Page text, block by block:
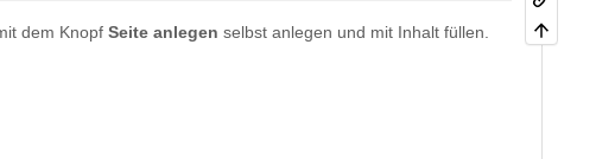
dem Knopf Seite anlegen selbst anlegen und mit Inhalt füllen.